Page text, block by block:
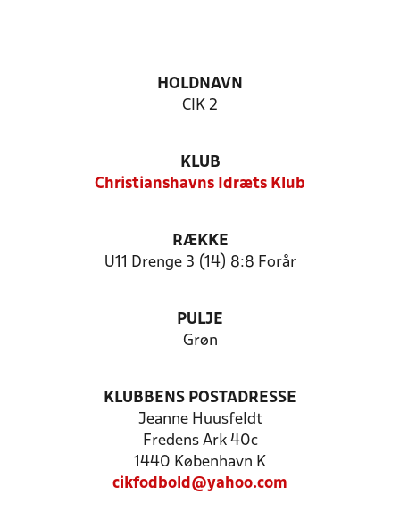
HOLDNAVN
CIK 2
KLUB
Christianshavns Idræts Klub
RÆKKE
U11 Drenge 3 (14) 8:8 Forår
PULJE
Grøn
KLUBBENS POSTADRESSE
Jeanne Huusfeldt
Fredens Ark 40c
1440 København K
cikfodbold@yahoo.com